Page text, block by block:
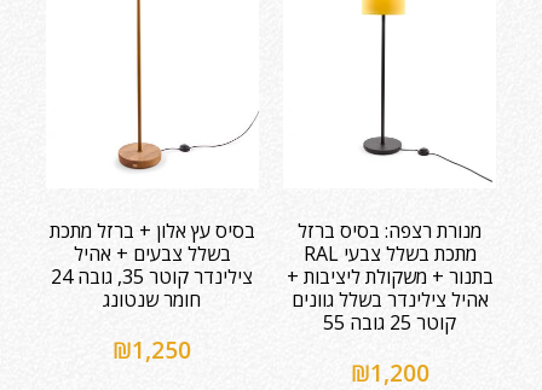
מנורת רצפה: בסיס ברזל
מתכת בשלל צבעי RAL
בתנור + משקולת ליציבות +
אהיל צילינדר בשלל גוונים
קוטר 25 גובה 55
₪1,200
בסיס עץ אלון + ברזל מתכת
בשלל צבעים + אהיל
צילינדר קוטר 35, גובה 24
חומר שנטונג
₪1,250